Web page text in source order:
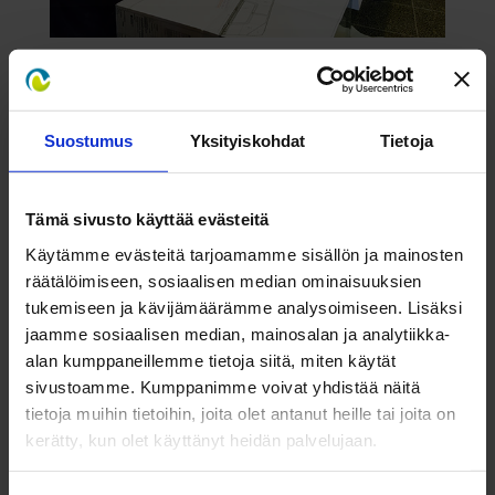
Suostumus Yksityiskohdat Tietoja
Tämä sivusto käyttää evästeitä
Käytämme evästeitä tarjoamamme sisällön ja mainosten
räätälöimiseen, sosiaalisen median ominaisuuksien
tukemiseen ja kävijämäärämme analysoimiseen. Lisäksi
jaamme sosiaalisen median, mainosalan ja analytiikka-
alan kumppaneillemme tietoja siitä, miten käytät
sivustoamme. Kumppanimme voivat yhdistää näitä
tietoja muihin tietoihin, joita olet antanut heille tai joita on
kerätty, kun olet käyttänyt heidän palvelujaan.
Fennovoima kiinnosti Digipoliksessa
Julkaistu 16.3.2015 9.17.00